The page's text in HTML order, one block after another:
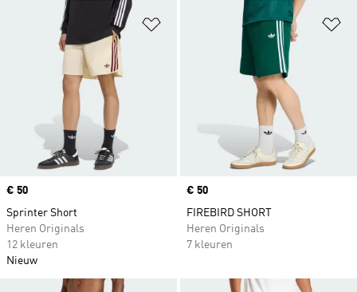
Op verlanglijst zetten
Price
€ 50
Sprinter Short
Heren Originals
12 kleuren
Nieuw
Price
€ 50
FIREBIRD SHORT
Heren Originals
7 kleuren